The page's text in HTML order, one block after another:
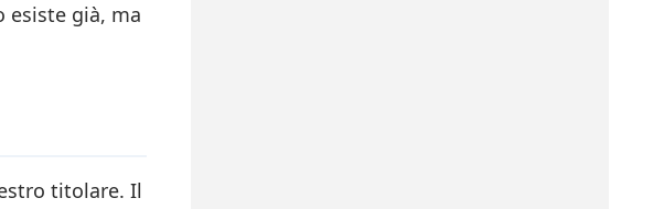
esiste già, ma
titolare. Il